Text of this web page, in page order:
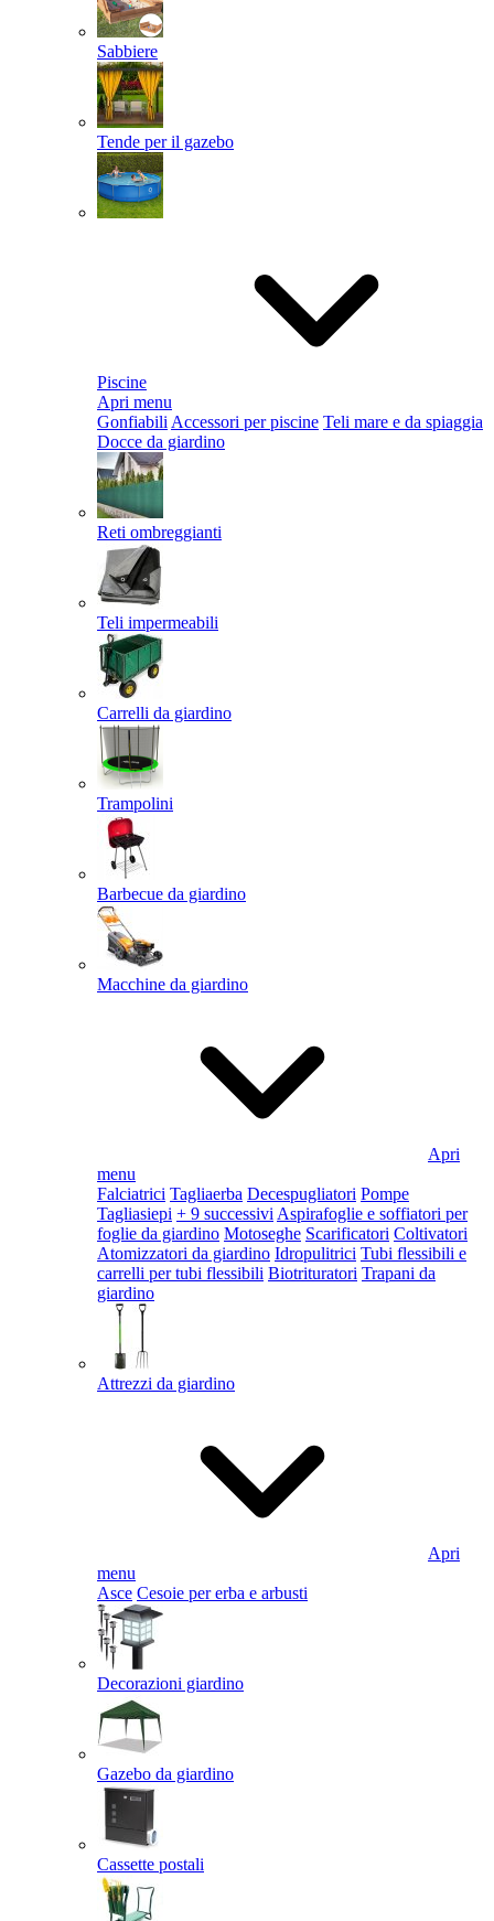
Sabbiere
Tende per il gazebo
Piscine
Apri menu
Gonfiabili Accessori per piscine Teli mare e da spiaggia
Docce da giardino
Reti ombreggianti
Teli impermeabili
Carrelli da giardino
Trampolini
Barbecue da giardino
Macchine da giardino
Apri
menu
Falciatrici Tagliaerba Decespugliatori Pompe
Tagliasiepi + 9 successivi Aspirafoglie e soffiatori per
foglie da giardino Motoseghe Scarificatori Coltivatori
Atomizzatori da giardino Idropulitrici Tubi flessibili e
carrelli per tubi flessibili Biotrituratori Trapani da
giardino
Attrezzi da giardino
Apri
menu
Asce Cesoie per erba e arbusti
Decorazioni giardino
Gazebo da giardino
Cassette postali